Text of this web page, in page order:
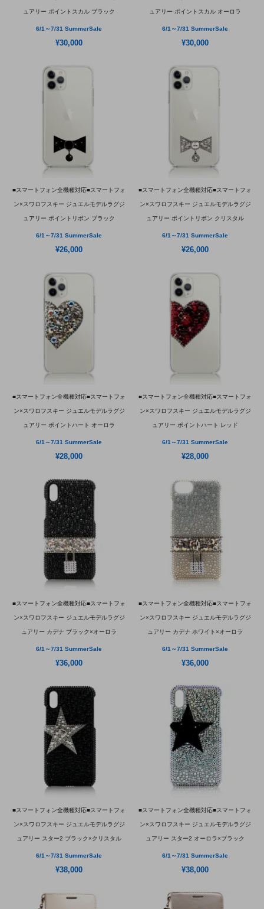
ュアリー ポイントスカル ブラック
6/1～7/31 SummerSale
¥30,000
ュアリー ポイントスカル オーロラ
6/1～7/31 SummerSale
¥30,000
■スマートフォン全機種対応■スマートフォ
ン×スワロフスキー ジュエルモデルラグジ
ュアリー ポイントリボン ブラック
6/1～7/31 SummerSale
¥26,000
■スマートフォン全機種対応■スマートフォ
ン×スワロフスキー ジュエルモデルラグジ
ュアリー ポイントリボン クリスタル
6/1～7/31 SummerSale
¥26,000
■スマートフォン全機種対応■スマートフォ
ン×スワロフスキー ジュエルモデルラグジ
ュアリー ポイントハート オーロラ
6/1～7/31 SummerSale
¥28,000
■スマートフォン全機種対応■スマートフォ
ン×スワロフスキー ジュエルモデルラグジ
ュアリー ポイントハート レッド
6/1～7/31 SummerSale
¥28,000
■スマートフォン全機種対応■スマートフォ
ン×スワロフスキー ジュエルモデルラグジ
ュアリー カデナ ブラック×オーロラ
6/1～7/31 SummerSale
¥36,000
■スマートフォン全機種対応■スマートフォ
ン×スワロフスキー ジュエルモデルラグジ
ュアリー カデナ ホワイト×オーロラ
6/1～7/31 SummerSale
¥36,000
■スマートフォン全機種対応■スマートフォ
ン×スワロフスキー ジュエルモデルラグジ
ュアリー スター2 ブラック×クリスタル
6/1～7/31 SummerSale
¥38,000
■スマートフォン全機種対応■スマートフォ
ン×スワロフスキー ジュエルモデルラグジ
ュアリー スター2 オーロラ×ブラック
6/1～7/31 SummerSale
¥38,000